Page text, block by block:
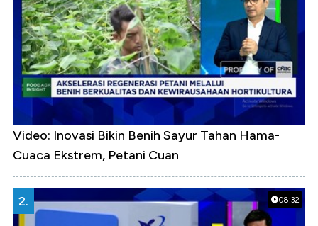
Video: Inovasi Bikin Benih Sayur Tahan Hama-
Cuaca Ekstrem, Petani Cuan
08:32
2.